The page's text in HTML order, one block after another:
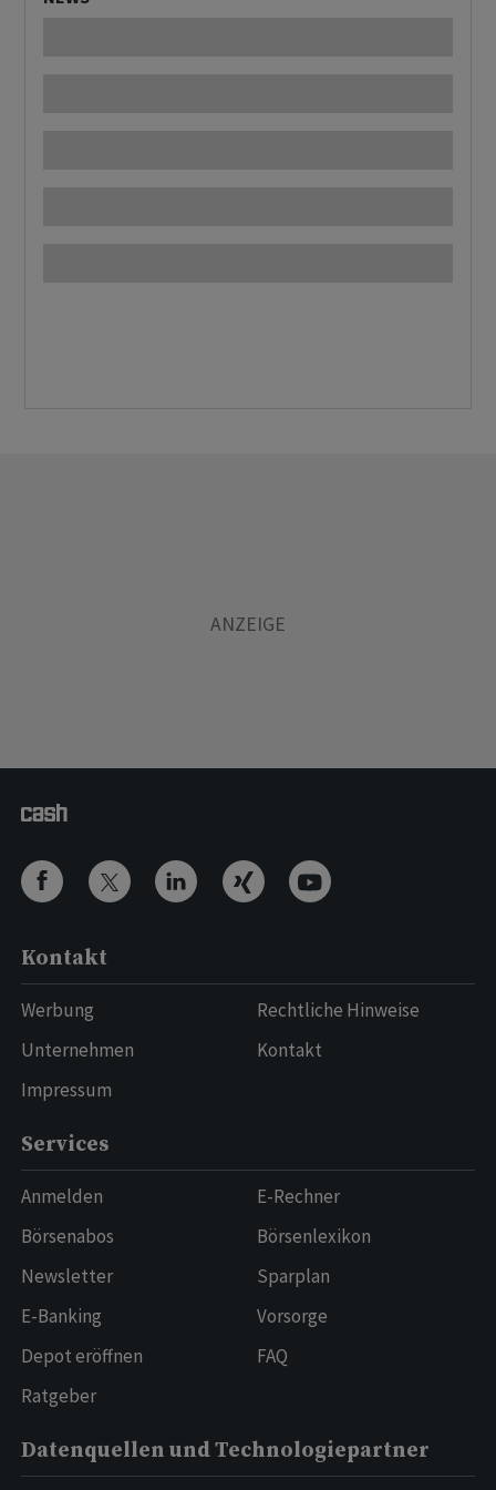
Kontakt
Werbung
Unternehmen
Impressum
Rechtliche Hinweise
Kontakt
Services
Anmelden
Börsenabos
Newsletter
E-Banking
Depot eröffnen
Ratgeber
E-Rechner
Börsenlexikon
Sparplan
Vorsorge
FAQ
Datenquellen und Technologiepartner